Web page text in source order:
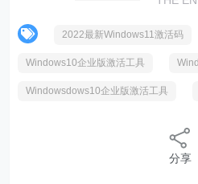
2022最新Windows11激活码
Windows10企业版激活工具
Windowsdows10企业版激活工具
分享